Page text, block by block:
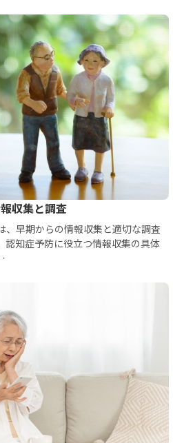
収集と調査
、早期からの情報収集と適切な調査
認知症予防に役立つ情報収集の具体